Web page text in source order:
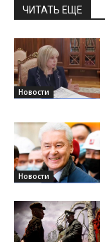
ЧИТАТЬ ЕЩЕ
Новости
Новости